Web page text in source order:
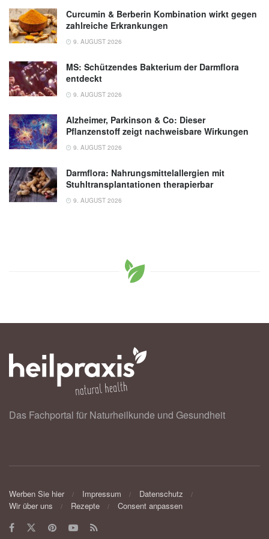
Aufnahmemenge kann überschritten werden
(veröffentlicht 14.12.2021),
Curcumin & Berberin Kombination wirkt gegen
zahlreiche Erkrankungen
9. AUGUST 2026
MS: Schützendes Bakterium der Darmflora
entdeckt
9. AUGUST 2026
Alzheimer, Parkinson & Co: Dieser
Pflanzenstoff zeigt nachweisbare Wirkungen
9. AUGUST 2026
Darmflora: Nahrungsmittelallergien mit
Stuhltransplantationen therapierbar
9. AUGUST 2026
Das Fachportal für Naturheilkunde und Gesundheit
Werben Sie hier Impressum
Datenschutz
Wir über uns
Rezepte Consent anpassen